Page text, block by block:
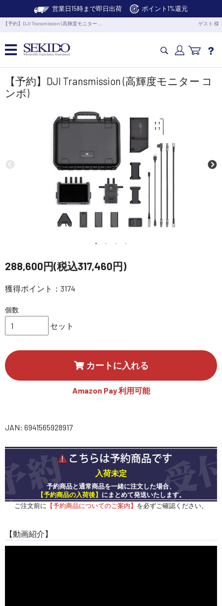
営業日15時まで即日出荷 ポイント1%還元
【予約】DJI Transmission (高輝度モニター … ゲスト 様
カメラドローン・生活家電
水中ドローン(ROV)・水中スクーター
RC・ロボット部品
講習会･国家資格･WEBセミナー
定期配信!
サポート・Q&A / 法人・学生のお客様
SEKIDO
【予約】DJI Transmission (高輝度モニター コ
ンボ)
288,600円(税込317,460円)
獲得ポイント：3174
個数
セット
カートに入れる
Amazon Pay 利用可能
JAN: 6941565928917
入荷未定
予約商品と通常商品を一緒に注文した場合、
【予約商品の入荷後】 にまとめて発送いたします。
ご注文前に
【予約商品についてのご案内】 を必ずご確認ください。
【動画紹介】